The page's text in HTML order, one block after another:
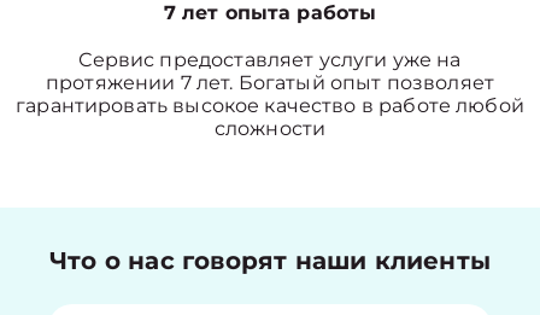
7 лет опыта работы
Сервис предоставляет услуги уже на
протяжении 7 лет. Богатый опыт позволяет
гарантировать высокое качество в работе любой
сложности
Что о нас говорят наши клиенты